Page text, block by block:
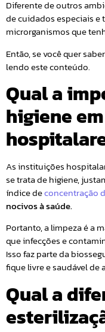
Diferente de outros
de cuidados especiais e
microrganismos que
Então, se você quer
lendo este conteúdo.
Qual a
higiene
As instituições
se trata de higiene,
índice deconcentração
nocivos à saúde.
Portanto, a limpeza é a
que infecções e
Isso faz parte da
fique livre e saudável de
Qual a